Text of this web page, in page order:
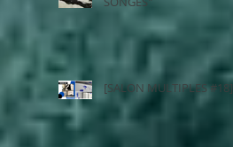
[SALON MULTIPLES #18]